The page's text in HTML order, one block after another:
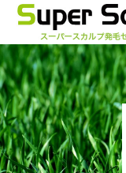
７つの安心
発毛症例
発毛育毛ブログ